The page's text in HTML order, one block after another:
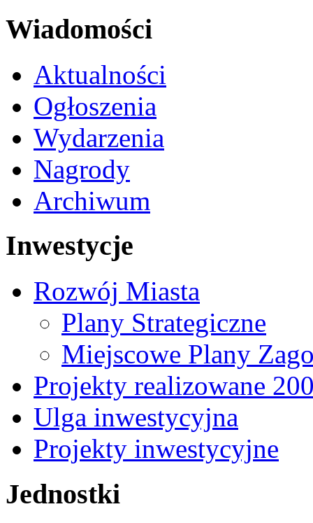
Wiadomości
Aktualności
Ogłoszenia
Wydarzenia
Nagrody
Archiwum
Inwestycje
Rozwój Miasta
Plany Strategiczne
Miejscowe Plany
Projekty realizowane
Ulga inwestycyjna
Projekty inwestycyjne
Jednostki